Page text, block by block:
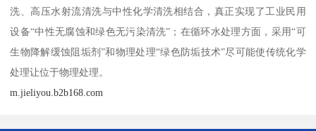
洗、高压水射流清洗与中性化学清洗相结合，真正实现了工业民用
设备“中性无腐蚀和绿色无污染清洗”；在循环水处理方面，采用“可
生物降解缓蚀阻垢剂”和物理处理“绿色防垢技术”尽可能使传统化学
处理让位于物理处理。
m.jieliyou.b2b168.com